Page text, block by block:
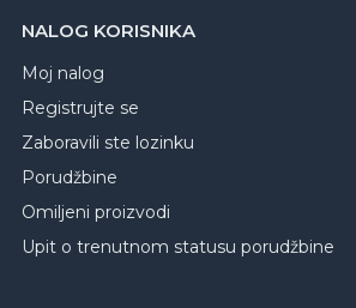
NALOG KORISNIKA
Moj nalog
Registrujte se
Zaboravili ste lozinku
Porudžbine
Omiljeni proizvodi
Upit o trenutnom statusu porudžbine